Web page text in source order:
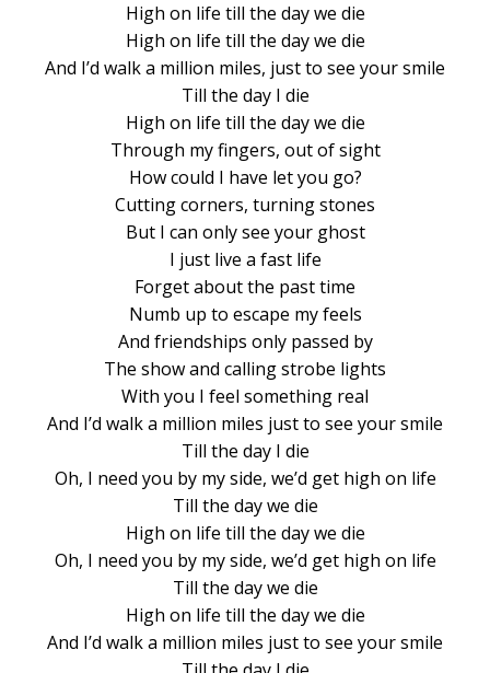
High on life till the day we die
High on life till the day we die
And I’d walk a million miles, just to see your smile
Till the day I die
High on life till the day we die
Through my fingers, out of sight
How could I have let you go?
Cutting corners, turning stones
But I can only see your ghost
I just live a fast life
Forget about the past time
Numb up to escape my feels
And friendships only passed by
The show and calling strobe lights
With you I feel something real
And I’d walk a million miles just to see your smile
Till the day I die
Oh, I need you by my side, we’d get high on life
Till the day we die
High on life till the day we die
Oh, I need you by my side, we’d get high on life
Till the day we die
High on life till the day we die
And I’d walk a million miles just to see your smile